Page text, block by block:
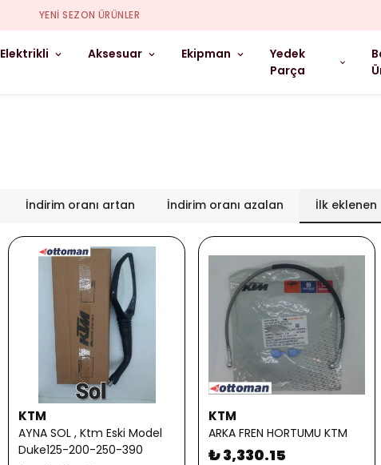
YENI SEZON ÜRÜNLER
Elektrikli Aksesuar Ekipman
Yedek
Parça
İndirim oranı artan İndirim oranı azalan İlk eklenen
KTM
AYNA SOL , Ktm Eski Model
Duke125-200-250-390
KTM
ARKA FREN HORTUMU KTM
₺ 3,330.15